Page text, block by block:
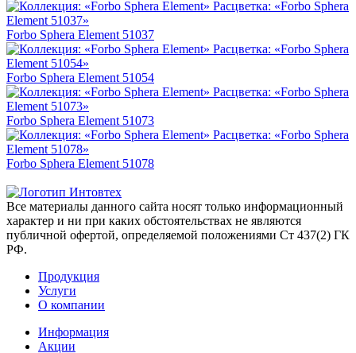
Forbo Sphera Element 51037
Forbo Sphera Element 51054
Forbo Sphera Element 51073
Forbo Sphera Element 51078
Все материалы данного сайта носят только информационный
характер и ни при каких обстоятельствах не являются
публичной офертой, определяемой положениями Ст 437(2) ГК
РФ.
Продукция
Услуги
О компании
Информация
Акции